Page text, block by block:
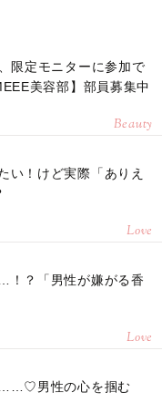
限定モニターに参加で
美容部】部員募集中
Beauty
い！けど実際「ありえ
Love
？「男性が嫌がる香
Love
……♡男性の心を掴む